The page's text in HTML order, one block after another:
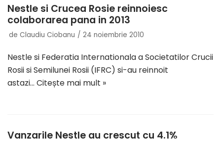
Nestle si Crucea Rosie reinnoiesc
colaborarea pana in 2013
de Claudiu Ciobanu 24 noiembrie 2010
Nestle si Federatia Internationala a Societatilor Crucii
Rosii si Semilunei Rosii (IFRC) si-au reinnoit
astazi… Citește mai mult »
Vanzarile Nestle au crescut cu 4.1%